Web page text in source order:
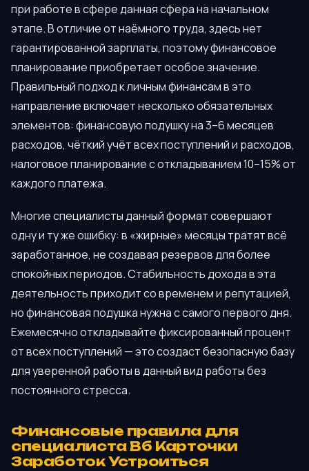
при работе в сфере данная сфера на начальном
этапе. В отличие от наёмного труда, здесь нет
гарантированной зарплаты, поэтому финансовое
планирование приобретает особое значение.
Правильный подход к личным финансам в это
направление включает несколько обязательных
элементов: финансовую подушку на 3–6 месяцев
расходов, чёткий учёт всех поступлений и расходов,
налоговое планирование с откладыванием 10–15% от
каждого платежа.
Многие специалисты данный формат совершают
одну и ту же ошибку: в «жирные» месяцы тратят всё
заработанное, не создавая резервов для более
спокойных периодов. Стабильность дохода в эта
деятельность приходит со временем и репутацией,
но финансовая подушка нужна с самого первого дня.
Ежемесячно откладывайте фиксированный процент
от всех поступлений — это создаст безопасную базу
для уверенной работы в данный вид работы без
постоянного стресса.
Финансовые правила для
специалиста Вб Карточки
Заработок Устроиться